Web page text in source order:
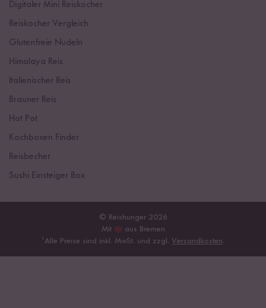
Digitaler Mini Reiskocher
Reiskocher Vergleich
Glutenfreie Nudeln
Himalaya Reis
Italienischer Reis
Brauner Reis
Hot Pot
Kochboxen Finder
Reisbecher
Sushi Einsteiger Box
© Reishunger 2026
Mit
aus Bremen
¹Alle Preise sind inkl. MwSt. und zzgl. Versandkosten.